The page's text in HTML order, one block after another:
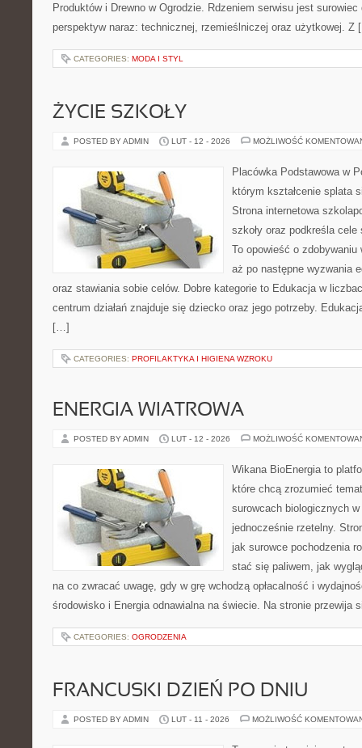
Produktów i Drewno w Ogrodzie. Rdzeniem serwisu jest
perspektyw naraz: technicznej, rzemieślniczej oraz użytkowej. Z
CATEGORIES: MODA I STYL
ŻYCIE SZKOŁY
POSTED BY ADMIN LUT - 12 - 2026 MOŻLIWOŚĆ
Placówka Podstawowa w
którym kształcenie splata
Strona internetowa
szkoły oraz podkreśla
To opowieść o
aż po następne wyzwania
oraz stawiania sobie celów. Dobre kategorie to Edukacja w
centrum działań znajduje się dziecko oraz jego potrzeby.
[…]
CATEGORIES: PROFILAKTYKA I HIGIENA WZROKU
ENERGIA WIATROWA
POSTED BY ADMIN LUT - 12 - 2026 MOŻLIWOŚĆ
Wikana BioEnergia to
które chcą zrozumieć
surowcach biologicznych
jednocześnie rzetelny.
jak surowce pochodzenia
stać się paliwem, jak
na co zwracać uwagę, gdy w grę wchodzą opłacalność i
środowisko i Energia odnawialna na świecie. Na stronie
CATEGORIES: OGRODZENIA
FRANCUSKI DZIEŃ PO DNIU
POSTED BY ADMIN LUT - 11 - 2026 MOŻLIWOŚĆ